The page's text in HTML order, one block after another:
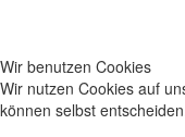
Wir benutzen Cookies
Wir nutzen Cookies auf
können selbst